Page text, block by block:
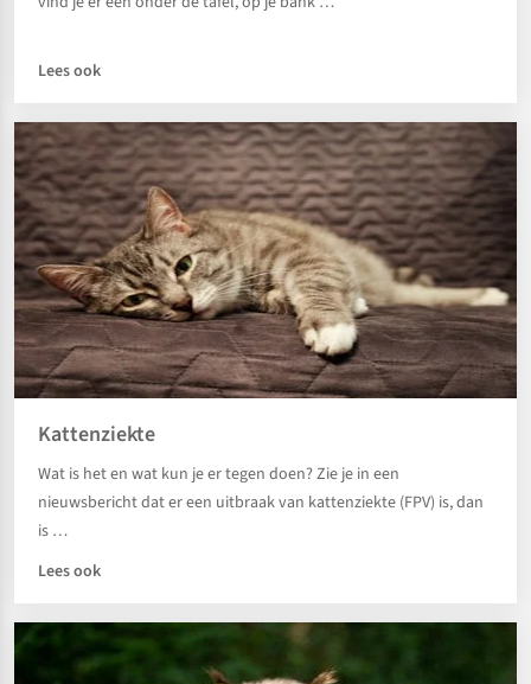
Lees ook
Kattenziekte
Wat is het en wat kun je er tegen doen? Zie je in een
nieuwsbericht dat er een uitbraak van kattenziekte (FPV) is, dan
is …
Lees ook